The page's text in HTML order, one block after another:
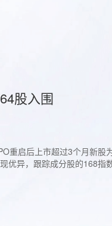
股入围
重启后上市超过3个月新
优异，跟踪成分股的168